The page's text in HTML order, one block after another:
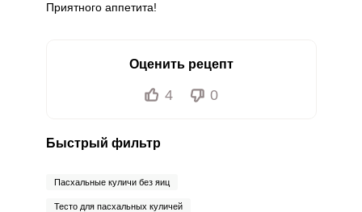
Приятного аппетита!
Оценить рецепт
4 0
Быстрый фильтр
Пасхальные куличи без яиц
Тесто для пасхальных куличей